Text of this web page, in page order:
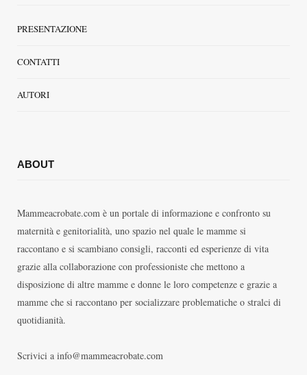
PRESENTAZIONE
CONTATTI
AUTORI
ABOUT
Mammeacrobate.com è un portale di informazione e confronto su
maternità e genitorialità, uno spazio nel quale le mamme si
raccontano e si scambiano consigli, racconti ed esperienze di vita
grazie alla collaborazione con professioniste che mettono a
disposizione di altre mamme e donne le loro competenze e grazie a
mamme che si raccontano per socializzare problematiche o stralci di
quotidianità.
Scrivici a info@mammeacrobate.com